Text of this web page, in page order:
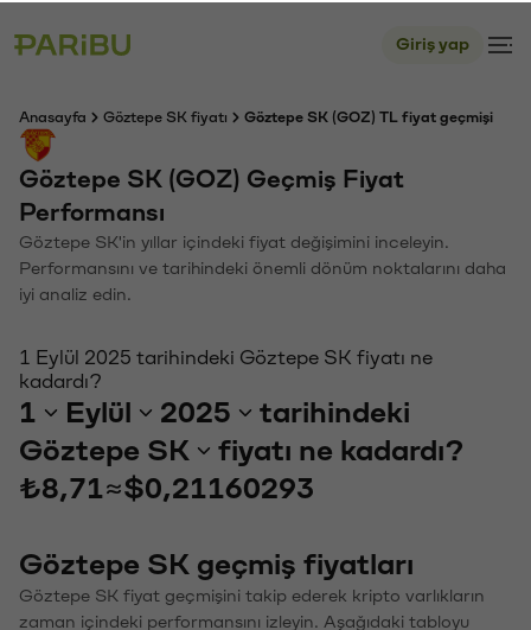
Giriş yap
Anasayfa Göztepe SK fiyatı Göztepe SK (GOZ) TL fiyat geçmişi
Göztepe SK (GOZ) Geçmiş Fiyat
Performansı
Göztepe SK'in yıllar içindeki fiyat değişimini inceleyin.
Performansını ve tarihindeki önemli dönüm noktalarını daha
iyi analiz edin.
1 Eylül 2025 tarihindeki Göztepe SK fiyatı ne
kadardı?
1 Eylül 2025
tarihindeki
Göztepe SK
fiyatı ne kadardı?
₺8,71 ≈$0,21160293
Göztepe SK geçmiş fiyatları
Göztepe SK fiyat geçmişini takip ederek kripto varlıkların
zaman içindeki performansını izleyin. Aşağıdaki tabloyu